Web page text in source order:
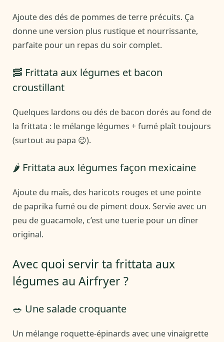
Ajoute des dés de pommes de terre précuits. Ça
donne une version plus rustique et nourrissante,
parfaite pour un repas du soir complet.
🥓 Frittata aux légumes et bacon
croustillant
Quelques lardons ou dés de bacon dorés au fond de
la frittata : le mélange légumes + fumé plaît toujours
(surtout au papa 😉).
🌶️ Frittata aux légumes façon mexicaine
Ajoute du maïs, des haricots rouges et une pointe
de paprika fumé ou de piment doux. Servie avec un
peu de guacamole, c’est une tuerie pour un dîner
original.
Avec quoi servir ta frittata aux
légumes au Airfryer ?
🥗 Une salade croquante
Un mélange roquette-épinards avec une vinaigrette